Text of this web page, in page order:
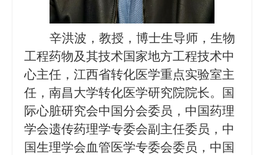
辛洪波，教授，博士生导师，生物
工程药物及其技术国家地方工程技术中
心主任，江西省转化医学重点实验室主
任，南昌大学转化医学研究院院长。
国
际心脏研究会中国分会委员，中国药理
学会遗传药理学专委会副主任委员，中
国生理学会血管医学专委会委员，中国